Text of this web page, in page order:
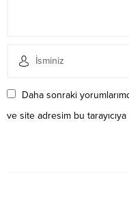
Daha sonraki
ve site adresim bu